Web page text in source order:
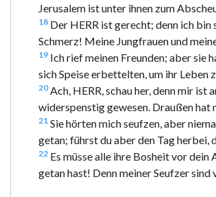
Jerusalem ist unter ihnen zum
18 Der HERR ist gerecht; denn ich
Schmerz! Meine Jungfrauen und
19 Ich rief meinen Freunden; aber sie
sich Speise erbettelten, um ihr Leben
20Ach, HERR, schau her, denn mir
widerspenstig gewesen. Draußen hat
21 Sie hörten mich seufzen, aber
getan; führst du aber den Tag herbei,
22 Es müsse alle ihre Bosheit vor
getan hast! Denn meiner Seufzer sind